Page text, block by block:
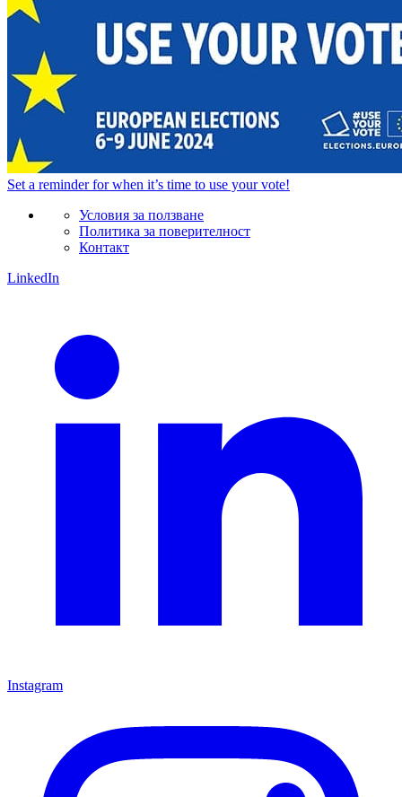
Set a reminderfor when it’s time to use your vote!
Условия за ползване
Политика за поверителност
Контакт
LinkedIn
Instagram